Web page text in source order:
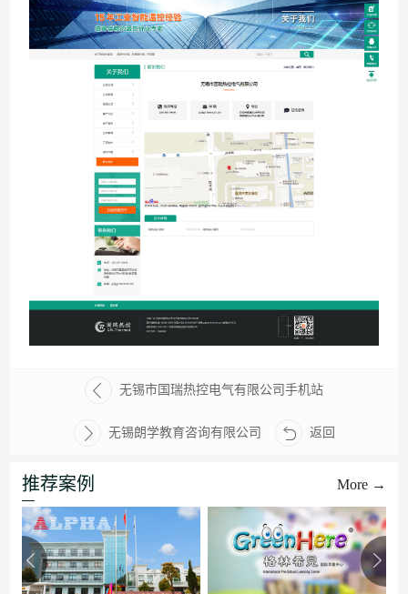
无锡市国瑞热控电气有限公司手机站
无锡朗学教育咨询有限公司 返回
More →
推荐案例